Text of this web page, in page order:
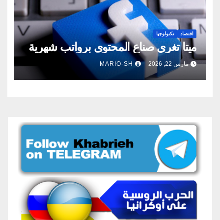
اقتصاد تكنولوجيا
ميتا تغري صناع المحتوى برواتب شهرية
مارس 22, 2026 MARIO-SH